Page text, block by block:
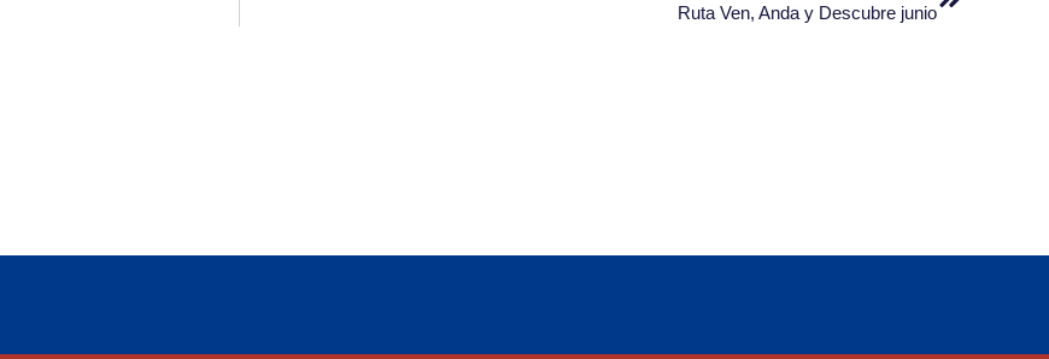
Ruta Ven, Anda y Descubre junio